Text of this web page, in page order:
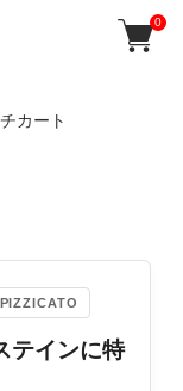
0
カート
テインに特